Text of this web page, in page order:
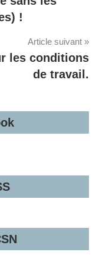
!
Article suivant
les conditions
de travail.